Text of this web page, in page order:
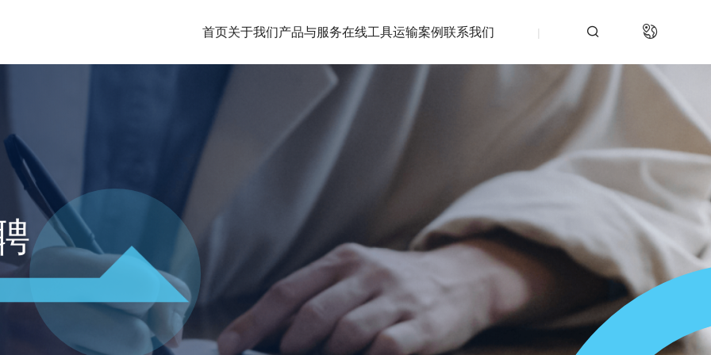
首页关于我们产品与服务在线工具运输案例联系我们  